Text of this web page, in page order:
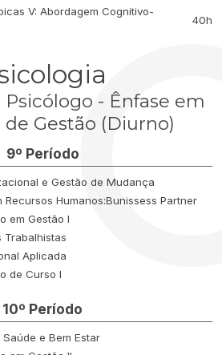
V: Abordagem Cognitivo-
40h
- Ênfase em
de Gestão (Diurno)
9º Período
e Gestão de Mudança
Humanos:Bunissess Partner
em Gestão I
Trabalhistas
Aplicada
de Curso I
10º Período
e Bem Estar